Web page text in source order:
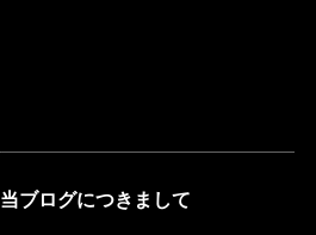
当ブログにつきまして